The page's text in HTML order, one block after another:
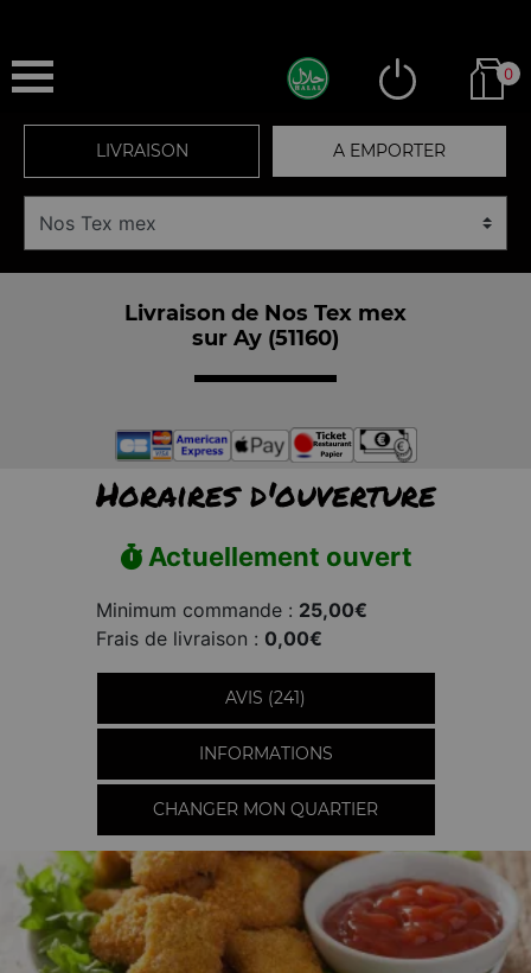
0
LIVRAISON A EMPORTER
Livraison de Nos Tex mex
sur Ay (51160)
Horaires d'ouverture
Actuellement ouvert
Minimum commande : 25,00€
Frais de livraison : 0,00€
AVIS (241)
INFORMATIONS
CHANGER MON QUARTIER